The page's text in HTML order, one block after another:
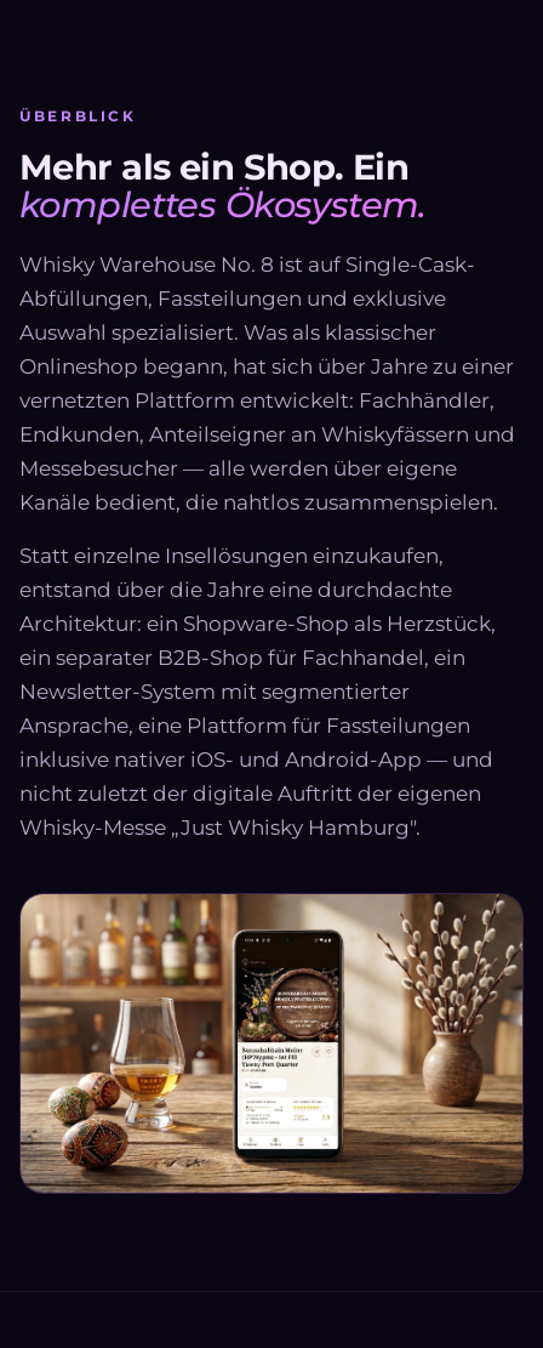
ÜBERBLICK
Mehr als ein Shop. Ein
komplettes Ökosystem.
Whisky Warehouse No. 8 ist auf Single-Cask-
Abfüllungen, Fassteilungen und exklusive
Auswahl spezialisiert. Was als klassischer
Onlineshop begann, hat sich über Jahre zu einer
vernetzten Plattform entwickelt: Fachhändler,
Endkunden, Anteilseigner an Whiskyfässern und
Messebesucher — alle werden über eigene
Kanäle bedient, die nahtlos zusammenspielen.
Statt einzelne Insellösungen einzukaufen,
entstand über die Jahre eine durchdachte
Architektur: ein Shopware-Shop als Herzstück,
ein separater B2B-Shop für Fachhandel, ein
Newsletter-System mit segmentierter
Ansprache, eine Plattform für Fassteilungen
inklusive nativer iOS- und Android-App — und
nicht zuletzt der digitale Auftritt der eigenen
Whisky-Messe „Just Whisky Hamburg".